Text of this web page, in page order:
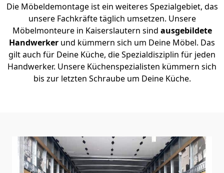
Die Möbeldemontage ist ein weiteres Spezialgebiet, das
unsere Fachkräfte täglich umsetzen. Unsere
Möbelmonteure in Kaiserslautern sind ausgebildete
Handwerker und kümmern sich um Deine Möbel. Das
gilt auch für Deine Küche, die Spezialdisziplin für jeden
Handwerker. Unsere Küchenspezialisten kümmern sich
bis zur letzten Schraube um Deine Küche.